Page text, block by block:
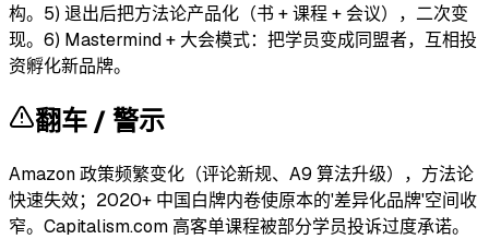
构。5) 退出后把方法论产品化（书 + 课程 + 会议），二次变
现。6) Mastermind + 大会模式：把学员变成同盟者，互相投
资孵化新品牌。
翻车 / 警示
Amazon 政策频繁变化（评论新规、A9 算法升级），方法论
快速失效；2020+ 中国白牌内卷使原本的'差异化品牌'空间收
窄。Capitalism.com 高客单课程被部分学员投诉过度承诺。